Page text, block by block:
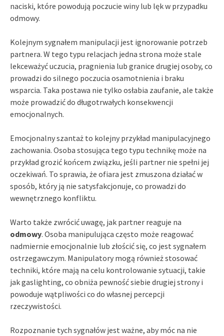
naciski, które powodują poczucie winy lub lęk w przypadku
odmowy.
Kolejnym sygnałem manipulacji jest ignorowanie potrzeb
partnera. W tego typu relacjach jedna strona może stale
lekceważyć uczucia, pragnienia lub granice drugiej osoby, co
prowadzi do silnego poczucia osamotnienia i braku
wsparcia. Taka postawa nie tylko osłabia zaufanie, ale także
może prowadzić do długotrwałych konsekwencji
emocjonalnych.
Emocjonalny szantaż to kolejny przykład manipulacyjnego
zachowania. Osoba stosująca tego typu technikę może na
przykład grozić końcem związku, jeśli partner nie spełni jej
oczekiwań. To sprawia, że ofiara jest zmuszona działać w
sposób, który ją nie satysfakcjonuje, co prowadzi do
wewnętrznego konfliktu.
Warto także zwrócić uwagę, jak partner reaguje na
odmowy. Osoba manipulująca często może reagować
nadmiernie emocjonalnie lub złościć się, co jest sygnałem
ostrzegawczym. Manipulatory mogą również stosować
techniki, które mają na celu kontrolowanie sytuacji, takie
jak gaslighting, co obniża pewność siebie drugiej strony i
powoduje wątpliwości co do własnej percepcji
rzeczywistości.
Rozpoznanie tych sygnałów jest ważne, aby móc na nie